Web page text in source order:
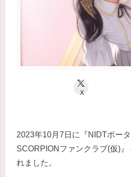
X
2023年10月7日に『NIDTポー
SCORPIONファンクラブ(仮)』
れました。